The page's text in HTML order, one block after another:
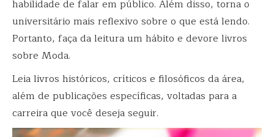
habilidade de falar em público. Além disso, torna o
universitário mais reflexivo sobre o que está lendo.
Portanto, faça da leitura um hábito e devore livros
sobre Moda.
Leia livros históricos, críticos e filosóficos da área,
além de publicações específicas, voltadas para a
carreira que você deseja seguir.